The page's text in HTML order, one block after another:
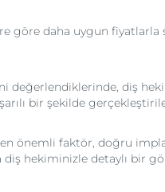
göre daha uygun
diş
bir şekilde
önemli faktör, doğru
hekiminizle detaylı bir